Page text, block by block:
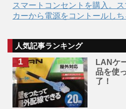
スマートコンセントを購入。
カーから電源をコントールしち
人気記事ランキング
LANケ
品を使
了！